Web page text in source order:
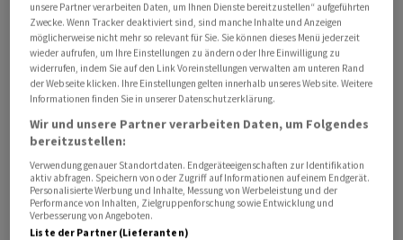
entziehen. Auch ausländischen Banken und
Unternehmen drohen ab dem 5. Juni Sanktionen, falls
sie weiterhin mit dem Konzern zusammenarbeiten.
Schätzungen zufolge kontrolliert Gaesa mindestens 40
Prozent der kubanischen Wirtschaft in verschiedenen
Bereichen.
Laut Kuba will Washington den Inselstaat
wirtschaftlich isolieren
Havanna kritisierte die US-Sanktionen scharf. «Das
unsere Partner verarbeiten Daten, um Ihnen Dienste bereitzustellen“ aufgeführten
Zwecke. Wenn Tracker deaktiviert sind, sind manche Inhalte und Anzeigen
möglicherweise nicht mehr so relevant für Sie. Sie können dieses Menü jederzeit
wieder aufrufen, um Ihre Einstellungen zu ändern oder Ihre Einwilligung zu
widerrufen, indem Sie auf den Link Voreinstellungen verwalten am unteren Rand
der Webseite klicken. Ihre Einstellungen gelten innerhalb unseres Website. Weitere
Informationen finden Sie in unserer Datenschutzerklärung.
Wir und unsere Partner verarbeiten Daten, um Folgendes
bereitzustellen:
Verwendung genauer Standortdaten. Endgeräteeigenschaften zur Identifikation
aktiv abfragen. Speichern von oder Zugriff auf Informationen auf einem Endgerät.
Personalisierte Werbung und Inhalte, Messung von Werbeleistung und der
Performance von Inhalten, Zielgruppenforschung sowie Entwicklung und
Verbesserung von Angeboten.
Liste der Partner (Lieferanten)